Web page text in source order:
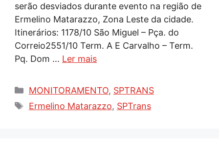
serão desviados durante evento na região de
Ermelino Matarazzo, Zona Leste da cidade.
Itinerários: 1178/10 São Miguel – Pça. do
Correio2551/10 Term. A E Carvalho – Term.
Pq. Dom … Ler mais
Categorias
MONITORAMENTO, SPTRANS
Tags
Ermelino Matarazzo, SPTrans